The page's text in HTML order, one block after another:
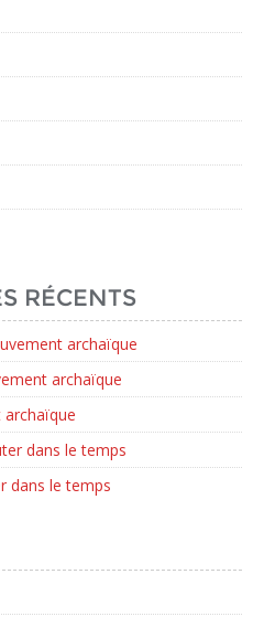
RÉCENTS
archaïque
archaïque
dans le temps
dans le temps